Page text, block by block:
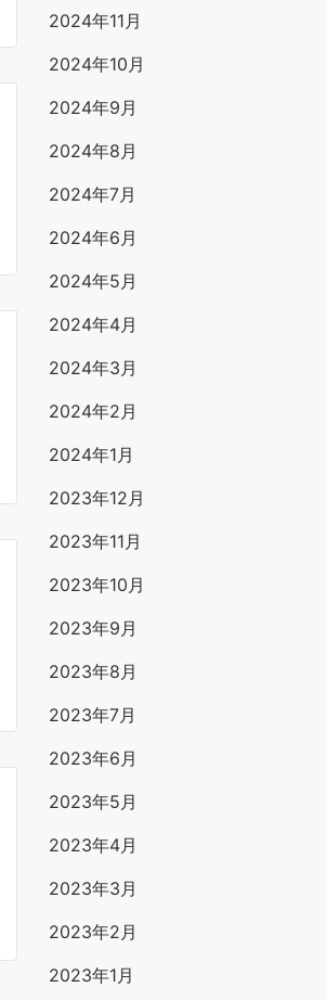
2024年11月
2024年10月
2024年9月
2024年8月
2024年7月
2024年6月
2024年5月
2024年4月
2024年3月
2024年2月
2024年1月
2023年12月
2023年11月
2023年10月
2023年9月
2023年8月
2023年7月
2023年6月
2023年5月
2023年4月
2023年3月
2023年2月
2023年1月